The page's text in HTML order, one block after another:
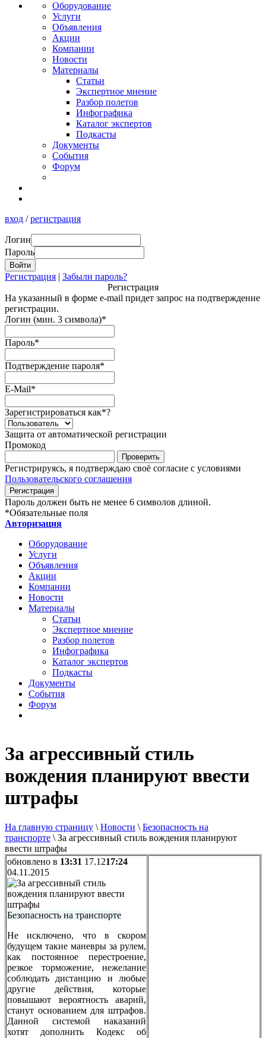
За агрессивный стиль
вождения планируют ввести
штрафы
На главную страницу \ Новости \ Безопасность на
транспорте \ За агрессивный стиль вождения планируют
ввести штрафы
обновлено в 13:31 17.1217:24
04.11.2015
Безопасность на транспорте
Не исключено, что в скором
будущем такие маневры за рулем,
как постоянное перестроение,
резкое торможение, нежелание
соблюдать дистанцию и любые
другие действия, которые
повышают вероятность аварий,
станут основанием для штрафов.
Данной системой наказаний
хотят дополнить Кодекс об
Оборудование
Услуги
Объявления
Акции
Компании
Новости
Материалы
Статьи
Экспертное мнение
Разбор полетов
Инфографика
Каталог экспертов
Подкасты
Документы
События
Форум
вход /регистрация
Логин
Пароль
Регистрация | Забыли пароль?
Регистрация
На указанный в форме e-mail придет запрос на подтверждение
регистрации.
Логин (мин. 3 символа)*
Пароль*
Подтверждение пароля*
E-Mail*
Зарегистрироваться как*?
Защита от автоматической регистрации
Промокод
Регистрируясь, я подтверждаю своё согласие с условиями
Пользовательского соглашения
Пароль должен быть не менее 6 символов длиной.
*Обязательные поля
Авторизация
Оборудование
Услуги
Объявления
Акции
Компании
Новости
Материалы
Статьи
Экспертное мнение
Разбор полетов
Инфографика
Каталог экспертов
Подкасты
Документы
События
Форум